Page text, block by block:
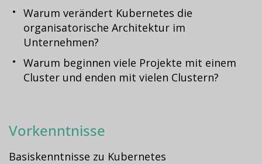
Warum verändert Kubernetes die
organisatorische Architektur im
Unternehmen?
Warum beginnen viele Projekte mit einem
Cluster und enden mit vielen Clustern?
Vorkenntnisse
Basiskenntnisse zu Kubernetes